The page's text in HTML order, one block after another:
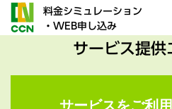
料金シミュレーション
・WEB申し込み
サービス提供
サービスをご利